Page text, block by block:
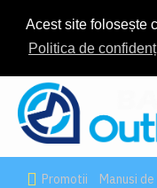
Acest site folosește
Politica de
Unknown: Automatic
Promotii Manusi